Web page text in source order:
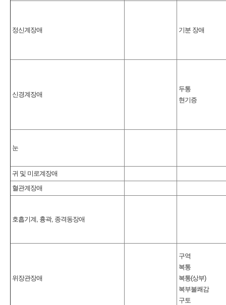
정신계장애 기분 장애
신경계장애
두통
현기증
눈
귀 및 미로계장애
혈관계장애
호흡기계, 흉곽, 종격동장애
위장관장애
구역
복통
복통(상부)
복부불쾌감
구토